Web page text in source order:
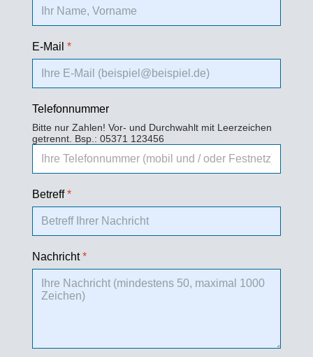
E-Mail*
Telefonnummer
Bitte nur Zahlen! Vor- und Durchwahlt mit Leerzeichen
getrennt. Bsp.: 05371 123456
Betreff*
Nachricht*